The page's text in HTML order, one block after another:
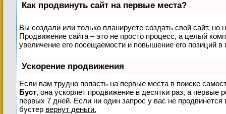
Как продвинуть сайт на первые места?
Вы создали или только планируете создать свой сайт, но
Продвижение сайта – это не просто процесс, а целый
увеличение его посещаемости и повышение его позиций в
Ускорение продвижения
Если вам трудно попасть на первые места в поиске
Буст, она ускоряет продвижение в десятки раз, а первые
первых 7 дней. Если ни один запрос у вас не
бустер вернут деньги.